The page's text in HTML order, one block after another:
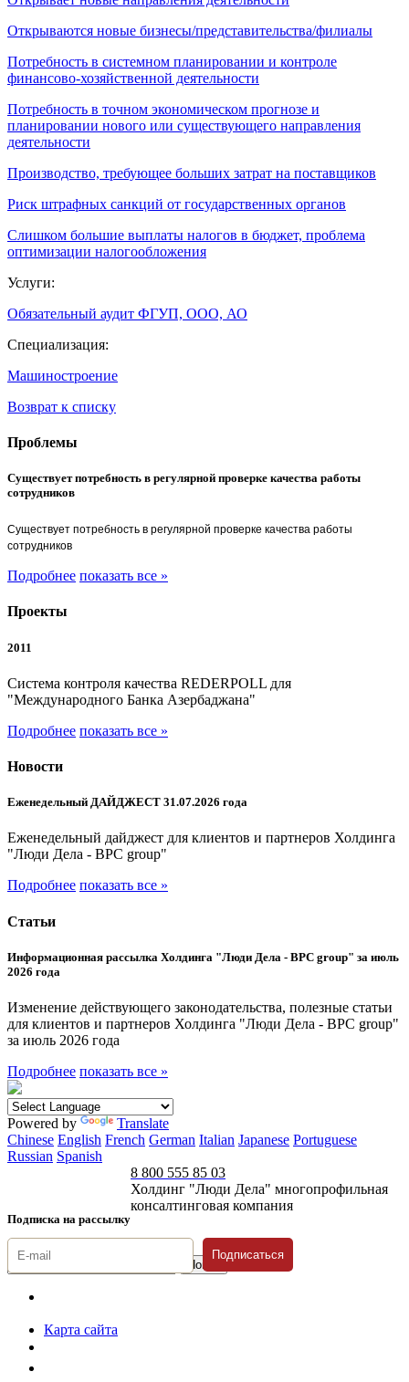
Открываются новые бизнесы/представительства/филиалы
Потребность в системном планировании и контроле
финансово-хозяйственной деятельности
Потребность в точном экономическом прогнозе и
планировании нового или существующего направления
деятельности
Производство, требующее больших затрат на поставщиков
Риск штрафных санкций от государственных органов
Слишком большие выплаты налогов в бюджет, проблема
оптимизации налогообложения
Услуги:
Обязательный аудит ФГУП, ООО, АО
Специализация:
Машиностроение
Возврат к списку
Проблемы
Существует потребность в регулярной проверке качества работы
сотрудников
Существует потребность в регулярной проверке качества работы
сотрудников
Подробнее показать все »
Проекты
2011
Система контроля качества REDERPOLL для
"Международного Банка Азербаджана"
Подробнее показать все »
Новости
Еженедельный ДАЙДЖЕСТ 31.07.2026 года
Еженедельный дайджест для клиентов и партнеров Холдинга
"Люди Дела - BPC group"
Подробнее показать все »
Статьи
Информационная рассылка Холдинга "Люди Дела - BPC group" за июль
2026 года
Изменение действующего законодательства, полезные статьи
для клиентов и партнеров Холдинга "Люди Дела - BPC group"
за июль 2026 года
Подробнее показать все »
Powered by
Translate
Chinese English French German Italian Japanese Portuguese
Russian Spanish
Подписка на рассылку
8 800 555 85 03
Холдинг "Люди Дела" многопрофильная
консалтинговая компания
Подписаться
Карта сайта